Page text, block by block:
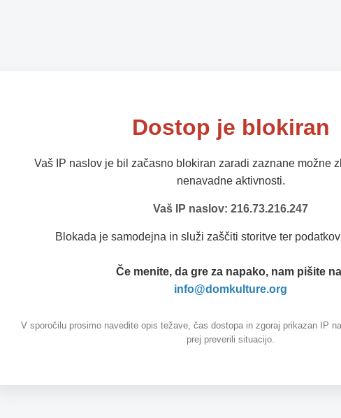
Dostop je blokiran
Vaš IP naslov je bil začasno blokiran zaradi zaznane možne
nenavadne aktivnosti.
Vaš IP naslov: 216.73.216.247
Blokada je samodejna in služi zaščiti storitve ter
Če menite, da gre za napako, nam pišite
info@domkulture.org
V sporočilu prosimo navedite opis težave, čas dostopa in zgoraj prikazan IP
prej preverili situacijo.